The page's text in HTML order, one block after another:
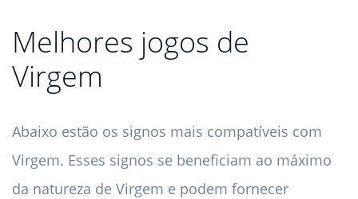
Melhores jogos de
Virgem
Abaixo estão os signos mais compatíveis com
Virgem. Esses signos se beneficiam ao máximo
da natureza de Virgem e podem fornecer